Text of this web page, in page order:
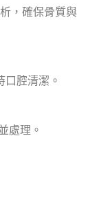
，確保骨質與
腔清潔。
處理。